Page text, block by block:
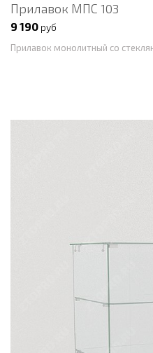
Прилавок МПС 103
9 190 руб
Прилавок монолитный со